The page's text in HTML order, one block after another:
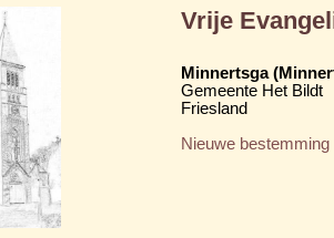
Vrije
Minnertsga
Gemeente Het Bildt
Friesland
Nieuwe bestemming